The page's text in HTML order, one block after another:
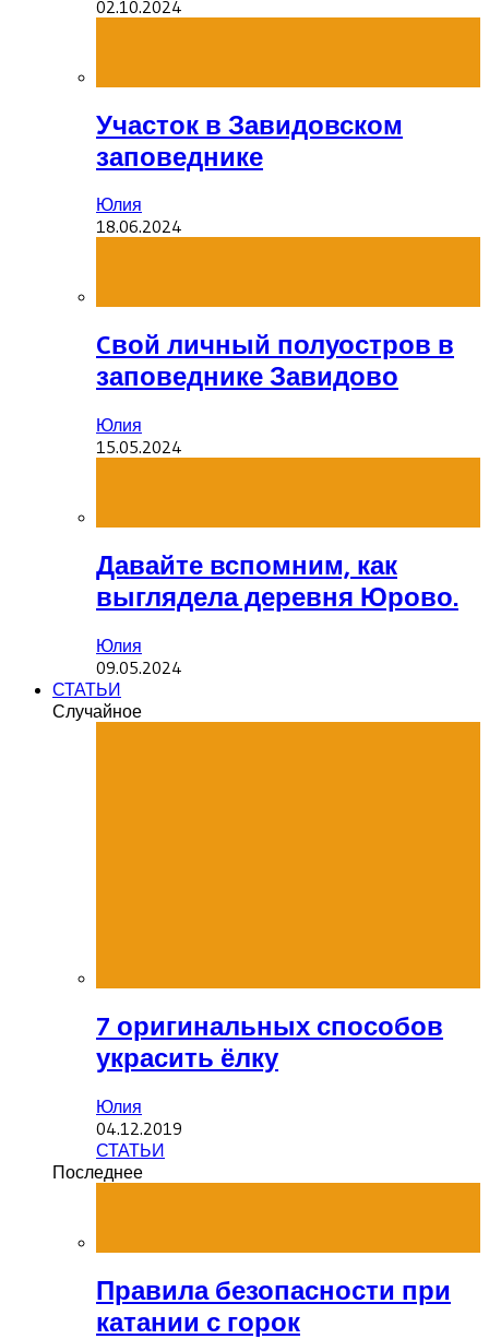
02.10.2024
Участок в Завидовском
заповеднике
Юлия
18.06.2024
Cвой личный полуостров в
заповеднике Завидово
Юлия
15.05.2024
Давайте вспомним, как
выглядела деревня Юрово.
Юлия
09.05.2024
СТАТЬИ
Случайное
7 оригинальных способов
украсить ёлку
Юлия
04.12.2019
СТАТЬИ
Последнее
Правила безопасности при
катании с горок